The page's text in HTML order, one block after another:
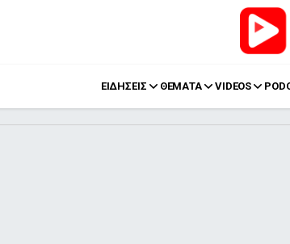
ΕΙΔΗΣΕΙΣ ΘΕΜΑΤΑ VIDEOS